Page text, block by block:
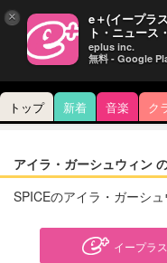
トップ 新着 音楽 ク
アイラ・ガーシュウィン
SPICEのアイラ・ガーシ
イープラ
× e＋(イープラ
ト・ニュース
eplus inc.
無料 - Google